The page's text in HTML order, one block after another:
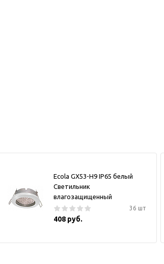
Ecola GX53-H9 IP65 белый
Светильник
влагозащищенный
36 шт
408 руб.